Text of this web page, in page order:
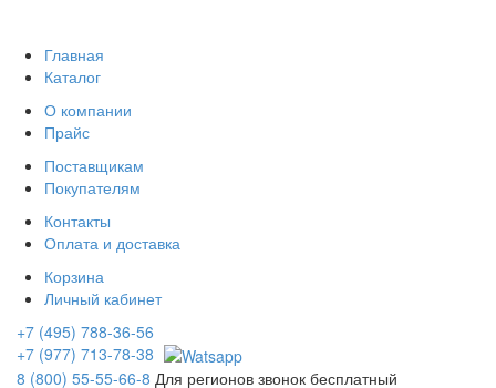
Главная
Каталог
О компании
Прайс
Поставщикам
Покупателям
Контакты
Оплата и доставка
Корзина
Личный кабинет
+7 (495) 788-36-56
+7 (977) 713-78-38
8 (800) 55-55-66-8 Для регионов звонок бесплатный